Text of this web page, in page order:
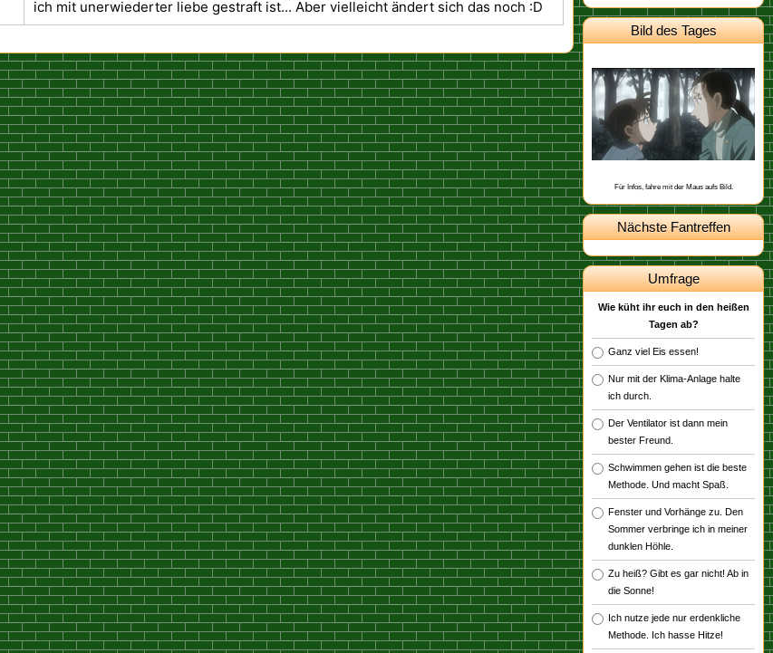
Bild des Tages
Dieses Bild stammt von der
Episode 462
.
Schon gewusst, dass Yukiko Kudo mit
Sharon Vineyard und Toichi Kuroba
befreundet ist?
Für Infos, fahre mit der Maus aufs Bild.
Nächste Fantreffen
Umfrage
Wie küht ihr euch in den heißen
Tagen ab?
Ganz viel Eis essen!
Nur mit der Klima-Anlage halte
ich durch.
Der Ventilator ist dann mein
bester Freund.
Schwimmen gehen ist die beste
Methode. Und macht Spaß.
Fenster und Vorhänge zu. Den
Sommer verbringe ich in meiner
dunklen Höhle.
Zu heiß? Gibt es gar nicht! Ab in
die Sonne!
Ich nutze jede nur erdenkliche
Methode. Ich hasse Hitze!
ich mit unerwiederter liebe gestraft ist... Aber vielleicht ändert sich das noch :D